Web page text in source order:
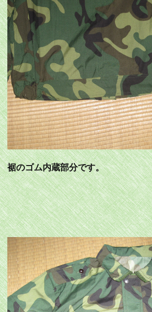
裾のゴム内蔵部分です。